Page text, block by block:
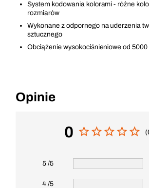
System kodowania kolorami - różne
rozmiarów
Wykonane z odpornego na uderzenia
sztucznego
Obciążenie wysokociśnieniowe od 5000
Opinie
0
5 /5
4 /5